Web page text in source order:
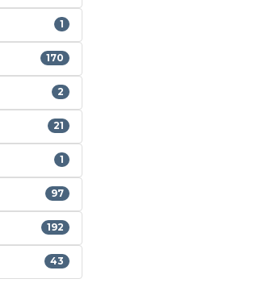
1
170
2
21
1
97
192
43